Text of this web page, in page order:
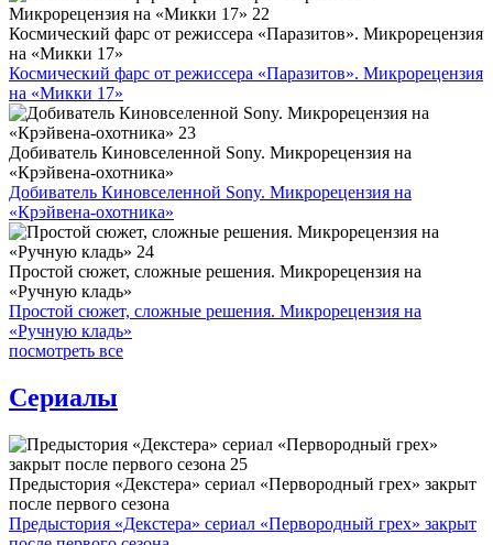
Космический фарс от режиссера «Паразитов». Микрорецензия
на «Микки 17»
Космический фарс от режиссера «Паразитов». Микрорецензия
на «Микки 17»
Добиватель Киновселенной Sony. Микрорецензия на
«Крэйвена-охотника»
Добиватель Киновселенной Sony. Микрорецензия на
«Крэйвена-охотника»
Простой сюжет, сложные решения. Микрорецензия на
«Ручную кладь»
Простой сюжет, сложные решения. Микрорецензия на
«Ручную кладь»
посмотреть все
Сериалы
Предыстория «Декстера» сериал «Первородный грех» закрыт
после первого сезона
Предыстория «Декстера» сериал «Первородный грех» закрыт